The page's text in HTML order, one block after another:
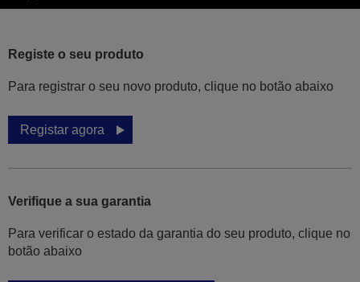
Registe o seu produto
Para registrar o seu novo produto, clique no botão abaixo
Registar agora
Verifique a sua garantia
Para verificar o estado da garantia do seu produto, clique no
botão abaixo